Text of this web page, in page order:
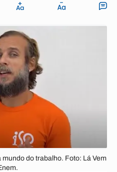
do trabalho. Foto: Lá Vem